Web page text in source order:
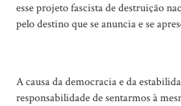
esse projeto fascista de destruição
pelo destino que se anuncia e se
A causa da democracia e da
responsabilidade de sentarmos à